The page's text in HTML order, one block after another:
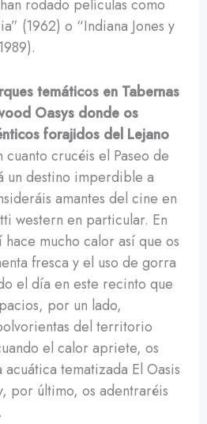
rodado películas como
(1962) o “Indiana Jones y
temáticos en Tabernas
Oasys donde os
forajidos del Lejano
cuanto crucéis el Paseo de
un destino imperdible a
amantes del cine en
western en particular. En
mucho calor así que os
fresca y el uso de gorra
el día en este recinto que
por un lado,
del territorio
el calor apriete, os
tematizada El Oasis
por último, os adentraréis